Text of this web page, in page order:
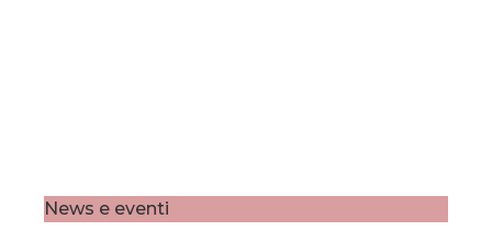
News e eventi